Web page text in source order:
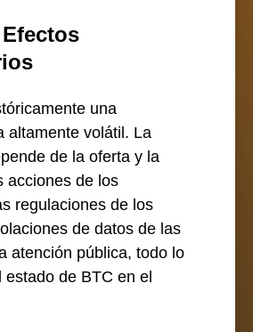
una
altamente volátil. La
de la oferta y la
acciones de los
regulaciones de los
de datos de las
atención pública, todo lo
estado de BTC en el